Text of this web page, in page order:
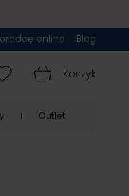
online Blog
Koszyk
Outlet